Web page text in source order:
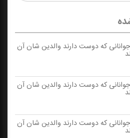
كه دوست دارند والدین شان آن
كه دوست دارند والدین شان آن
كه دوست دارند والدین شان آن